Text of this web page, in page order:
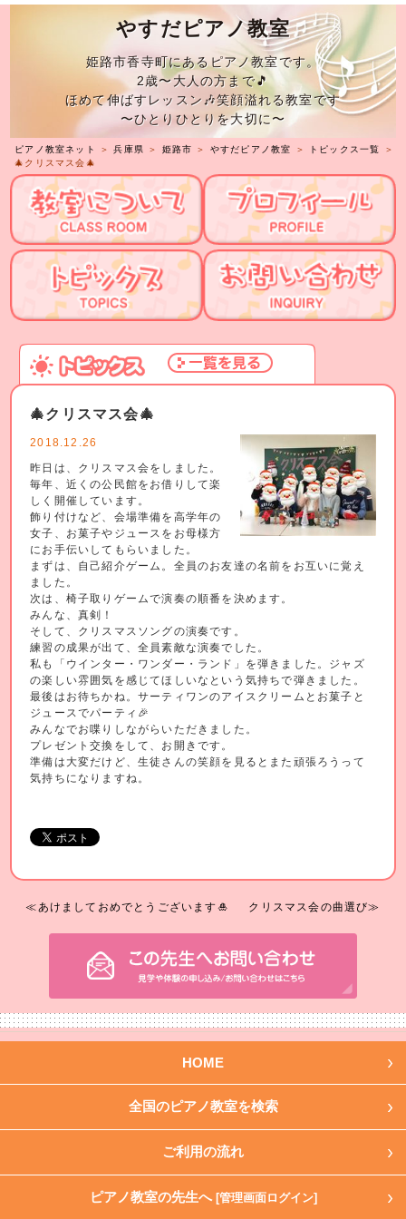
やすだピアノ教室
姫路市香寺町にあるピアノ教室です。
2歳〜大人の方まで🎵
ほめて伸ばすレッスン🎶笑顔溢れる教室です
〜ひとりひとりを大切に〜
ピアノ教室ネット ＞兵庫県 ＞ 姫路市 ＞ やすだピアノ教室 ＞ トピックス一覧
＞
🎄クリスマス会🎄
🎄クリスマス会🎄
2018.12.26
昨日は、クリスマス会をしました。
毎年、近くの公民館をお借りして楽
しく開催しています。
飾り付けなど、会場準備を高学年の
女子、お菓子やジュースをお母様方
にお手伝いしてもらいました。
まずは、自己紹介ゲーム。全員のお友達の名前をお互いに覚え
ました。
次は、椅子取りゲームで演奏の順番を決めます。
みんな、真剣！
そして、クリスマスソングの演奏です。
練習の成果が出て、全員素敵な演奏でした。
私も「ウインター・ワンダー・ランド」を弾きました。ジャズ
の楽しい雰囲気を感じてほしいなという気持ちで弾きました。
最後はお待ちかね。サーティワンのアイスクリームとお菓子と
ジュースでパーティ🎉
みんなでお喋りしながらいただきました。
プレゼント交換をして、お開きです。
準備は大変だけど、生徒さんの笑顔を見るとまた頑張ろうって
気持ちになりますね。
≪あけましておめでとうございます🎍 クリスマス会の曲選び≫
HOME
全国のピアノ教室を検索
ご利用の流れ
ピアノ教室の先生へ [管理画面ログイン]